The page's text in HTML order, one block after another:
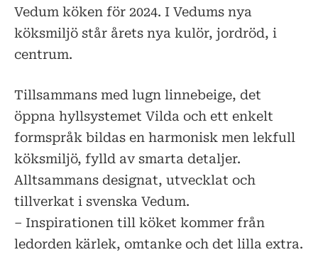
Vedum köken för 2024. I Vedums nya
köksmiljö står årets nya kulör, jordröd, i
centrum.
Tillsammans med lugn linnebeige, det
öppna hyllsystemet Vilda och ett enkelt
formspråk bildas en harmonisk men lekfull
köksmiljö, fylld av smarta detaljer.
Alltsammans designat, utvecklat och
tillverkat i svenska Vedum.
– Inspirationen till köket kommer från
ledorden kärlek, omtanke och det lilla extra.